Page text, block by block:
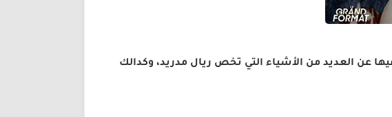
عن العديد من الأشياء التي تخص ريال مدريد، وكدالك